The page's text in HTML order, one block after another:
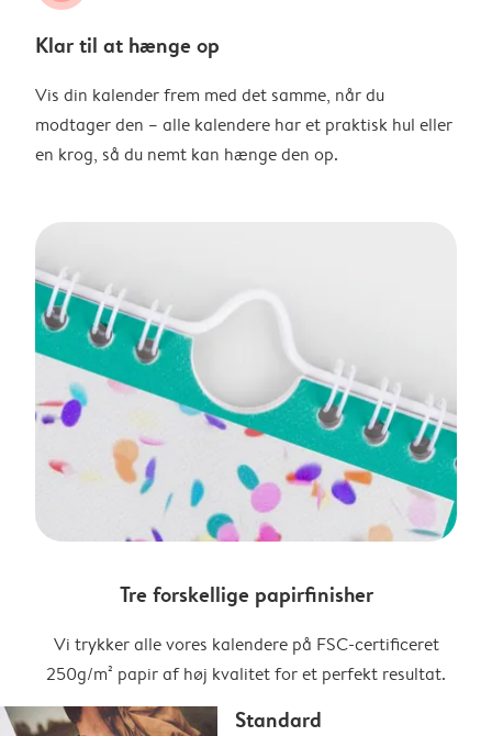
Klar til at hænge op
Vis din kalender frem med det samme, når du
modtager den – alle kalendere har et praktisk hul eller
en krog, så du nemt kan hænge den op.
Tre forskellige papirfinisher
Vi trykker alle vores kalendere på FSC-certificeret
250g/m² papir af høj kvalitet for et perfekt resultat.
Standard